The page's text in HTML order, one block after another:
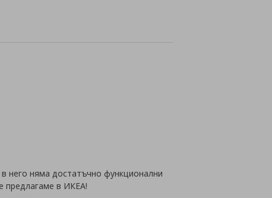
него няма достатъчно функционални
предлагаме в ИКЕА!